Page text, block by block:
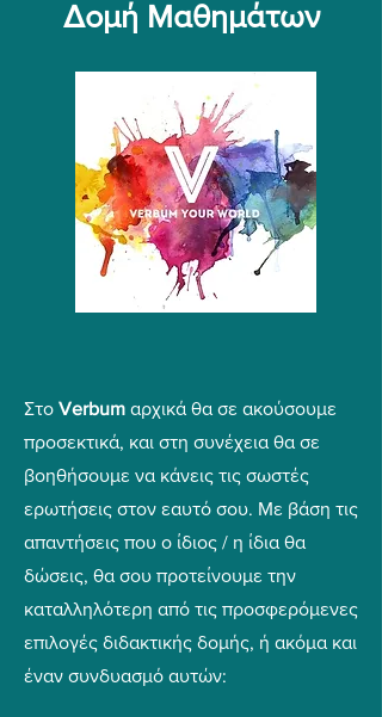
Δομή Μαθημάτων
Στο Verbum αρχικά θα σε ακούσουμε
προσεκτικά, και στη συνέχεια θα σε
βοηθήσουμε να κάνεις τις σωστές
ερωτήσεις στον εαυτό σου. Με βάση τις
απαντήσεις που ο ίδιος / η ίδια θα
δώσεις, θα σου προτείνουμε την
καταλληλότερη από τις προσφερόμενες
επιλογές διδακτικής δομής, ή ακόμα και
έναν συνδυασμό αυτών: